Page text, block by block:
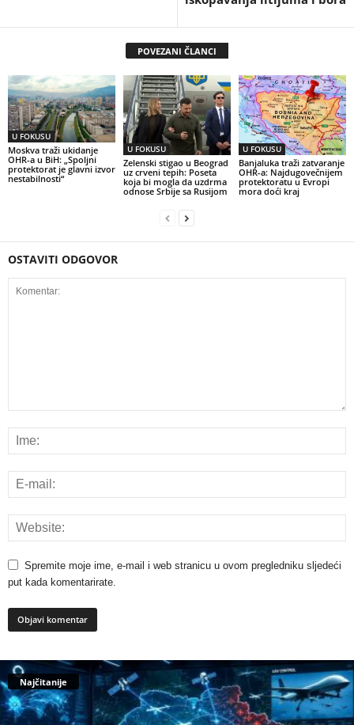
POVEZANI ČLANCI
U FOKUSU
Moskva traži ukidanje
OHR-a u BiH: „Spoljni
protektorat je glavni izvor
nestabilnosti“
U FOKUSU
Zelenski stigao u Beograd
uz crveni tepih: Poseta
koja bi mogla da uzdrma
odnose Srbije sa Rusijom
U FOKUSU
Banjaluka traži zatvaranje
OHR-a: Najdugovečnijem
protektoratu u Evropi
mora doći kraj
OSTAVITI ODGOVOR
Spremite moje ime, e-mail i web stranicu u ovom pregledniku sljedeći
put kada komentarirate.
Najčitanije